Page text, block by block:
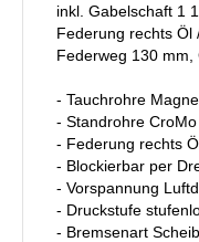
inkl. Gabelschaft 1
Federung rechts Öl
Federweg 130 mm,
- Tauchrohre
- Standrohre
- Federung rechts
- Blockierbar per
- Vorspannung
- Druckstufe
- Bremsenart